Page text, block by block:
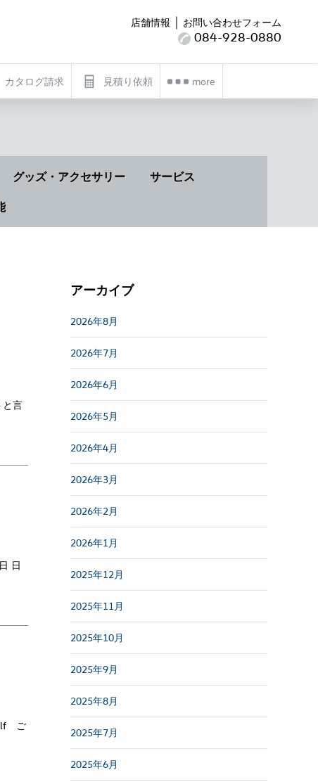
カタログ請求 見積り依頼 more
店舗情報 ｜ お問い合わせフォーム
084-928-0880
グッズ・アクセサリー サービス
と言
日
ご
アーカイブ
2026年8月
2026年7月
2026年6月
2026年5月
2026年4月
2026年3月
2026年2月
2026年1月
2025年12月
2025年11月
2025年10月
2025年9月
2025年8月
2025年7月
2025年6月